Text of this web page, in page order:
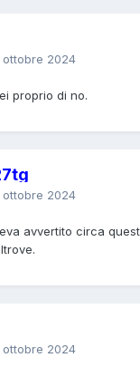
ottobre 2024
proprio di no.
ottobre 2024
avvertito circa
ottobre 2024